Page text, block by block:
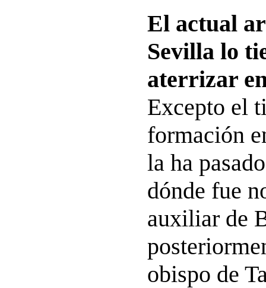
El actual
Sevilla lo
aterrizar
Excepto el
formación
la ha
dónde fue
auxiliar de
obispo de